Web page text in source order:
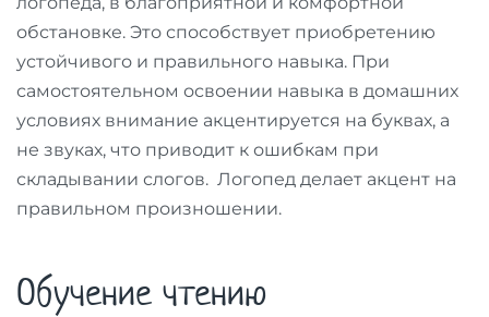
обстановке. Это способствует приобретению
устойчивого и правильного навыка. При
самостоятельном освоении навыка в домашних
условиях внимание акцентируется на буквах, а
не звуках, что приводит к ошибкам при
складывании слогов. Логопед делает акцент на
правильном произношении.
Обучение чтению